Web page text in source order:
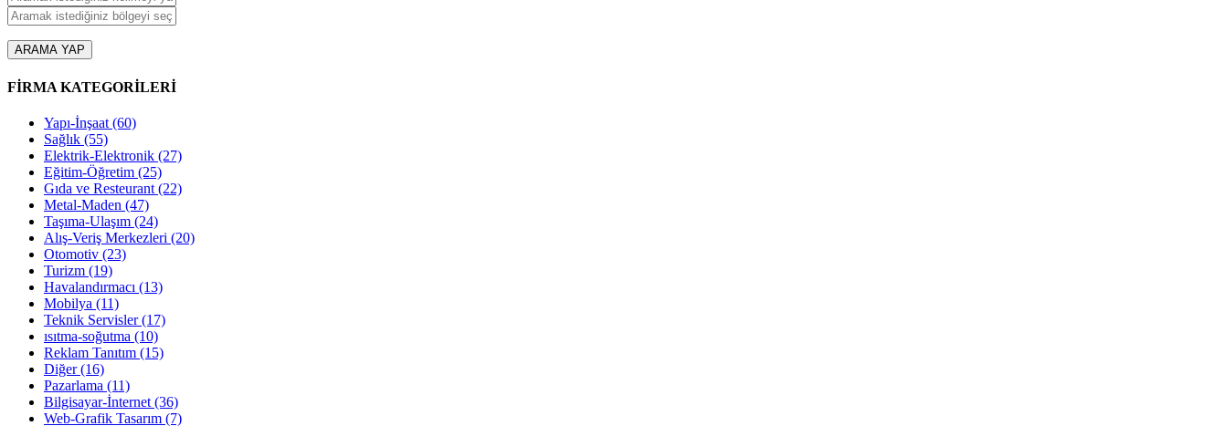
ARAMA YAP
FİRMA KATEGORİLERİ
Yapı-İnşaat (60)
Sağlık (55)
Elektrik-Elektronik (27)
Eğitim-Öğretim (25)
Gıda ve Resteurant (22)
Metal-Maden (47)
Taşıma-Ulaşım (24)
Alış-Veriş Merkezleri (20)
Otomotiv (23)
Turizm (19)
Havalandırmacı (13)
Mobilya (11)
Teknik Servisler(17)
ısıtma-soğutma (10)
Reklam Tanıtım (15)
Diğer(16)
Pazarlama (11)
Bilgisayar-İnternet (36)
Web-Grafik Tasarım (7)